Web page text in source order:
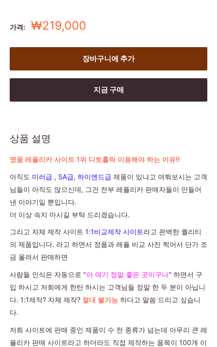
가격:
세
가
₩219,000
장바구니에 추가
지금 구매
상품 설명
명품 레플리카 사이트 1위 디토홀릭 이용해야 하는 이유!!
아직도 미러급 , SA급, 하이엔드급 제품이 있냐고 여쭤보시는 고객
님들이 아직도 많으신데, 그건 전부 레플리카 판매자들이 만들어
낸 이야기일 뿐입니다.
더 이상 속지 마시길 부탁 드리겠습니다.
그리고 자체 제작 사이트 1:1비교제작 사이트라고 완벽한 퀄리티
의 제품입니다. 라고 하면서 정품과 레플 비교 사진 찍어서 단가 조
금 올려서 판매하면
사람들 인식은 자동으로 "아 여기 정말 좋은 곳이구나" 하면서 구
입 하시고 저희에게 한탄 하시는 고객님들 정말 한 두 분이 아닙니
다. 1:1제작? 자체 제작? 절대 불가능 하다고 말씀 드리고 싶습니
다.
저희 사이트에 판매 중인 제품이 수 천 종류가 넘는데 아무리 큰 레
플리카 판매 사이트라고 하더라도 직접 제작하는 품목이 100개 이